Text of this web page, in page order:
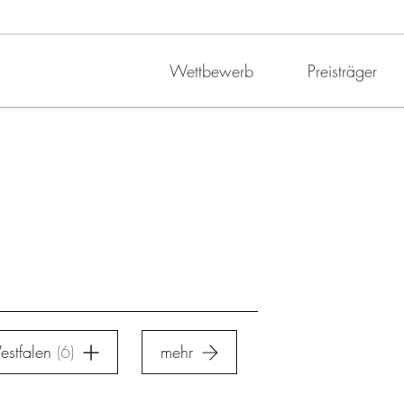
Wettbewerb Preisträger
6 mehr